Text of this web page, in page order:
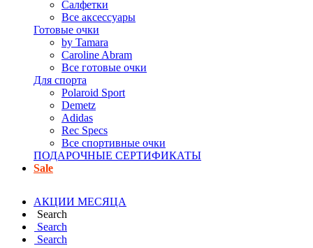
Салфетки
Все аксессуары
Готовые очки
by Tamara
Caroline Abram
Все готовые очки
Для спорта
Polaroid Sport
Demetz
Adidas
Rec Specs
Все спортивные очки
ПОДАРОЧНЫЕ СЕРТИФИКАТЫ
Sale
АКЦИИ МЕСЯЦА
Search
Search
Search